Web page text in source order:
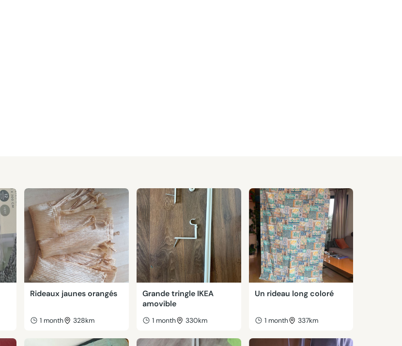
Rideaux jaunes orangés
1 month 328km
Grande tringle IKEA
amovible
1 month 330km
Un rideau long coloré
1 month 337km